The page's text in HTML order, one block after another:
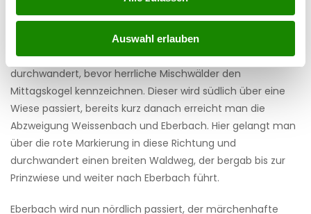
Auswahl erlauben
Gipfelwiese erspäht werden kann. Oben angekommen,
erstreckt sich ein beeindruckender Ausblick über halb
Niederösterreich, der zum Verweilen und Pausieren einlädt.
Auf dem Rückweg werden idyllische Buchenwälder
durchwandert, bevor herrliche Mischwälder den
Mittagskogel kennzeichnen. Dieser wird südlich über eine
Wiese passiert, bereits kurz danach erreicht man die
Abzweigung Weissenbach und Eberbach. Hier gelangt man
über die rote Markierung in diese Richtung und
durchwandert einen breiten Waldweg, der bergab bis zur
Prinzwiese und weiter nach Eberbach führt.
Eberbach wird nun nördlich passiert, der märchenhafte